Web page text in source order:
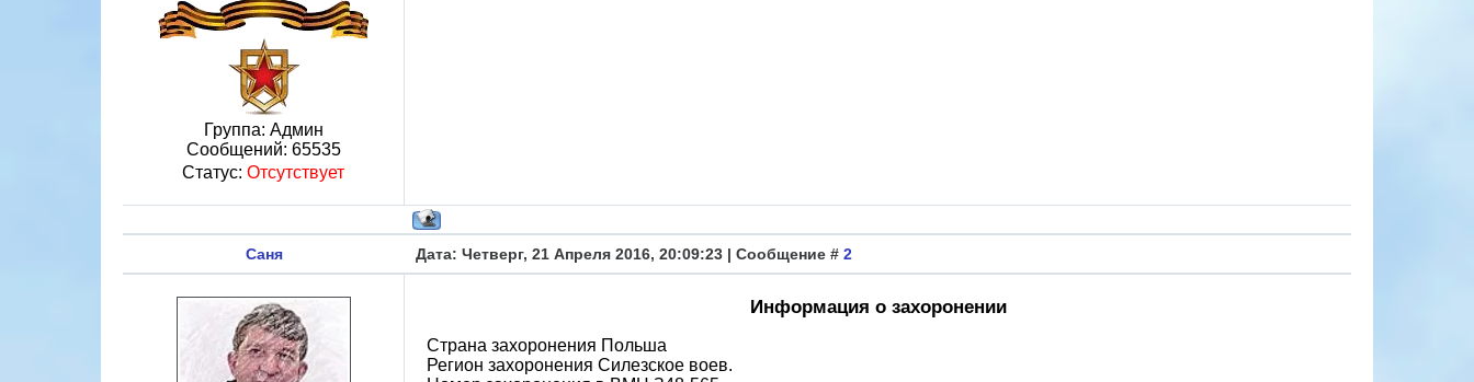
Группа: Админ
Сообщений: 65535
Статус: Отсутствует
Саня Дата: Четверг, 21 Апреля 2016, 20:09:23 | Сообщение # 2
Информация о захоронении
Страна захоронения Польша
Регион захоронения Силезское воев.